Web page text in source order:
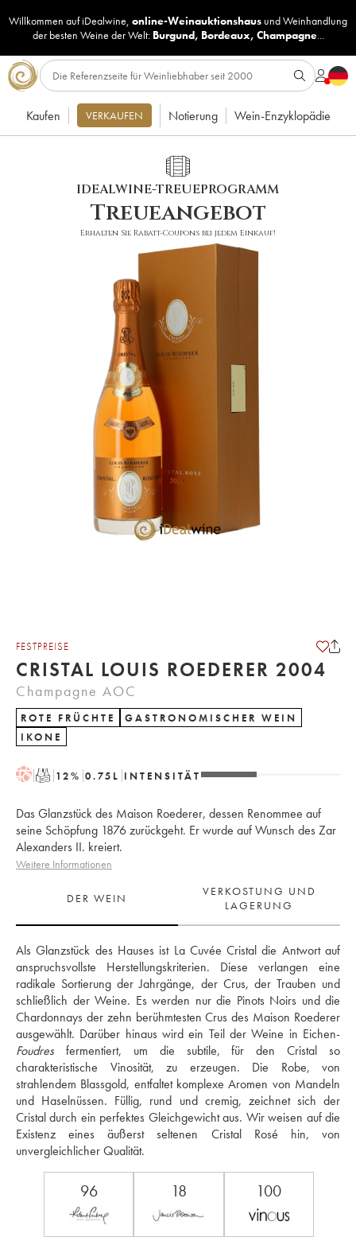
Willkommen auf iDealwine, online-Weinauktionshaus undWeinhandlung
der besten Weine der Welt: Burgund, Bordeaux, Champagne...
Kaufen VERKAUFEN Notierung Wein-Enzyklopädie
IDEALWINE-TREUEPROGRAMM
Treueangebot
Erhalten Sie Rabatt-Coupons bei jedem Einkauf!
FESTPREISE
CRISTAL LOUIS ROEDERER 2004
Champagne AOC
ROTE FRÜCHTE
GASTRONOMISCHER WEIN
IKONE
HT 12% 0.75 L INTENSITÄT
Das Glanzstück des Maison Roederer, dessen Renommee auf
seine Schöpfung 1876 zurückgeht. Er wurde auf Wunsch des Zar
Alexanders II. kreiert.
Weitere Informationen
DER WEIN
VERKOSTUNG UND
LAGERUNG
Als Glanzstück des Hauses ist La Cuvée Cristal die Antwort auf
anspruchsvollste Herstellungskriterien. Diese verlangen eine
radikale Sortierung der Jahrgänge, der Crus, der Trauben und
schließlich der Weine. Es werden nur die Pinots Noirs und die
Chardonnays der zehn berühmtesten Crus des Maison Roederer
ausgewählt. Darüber hinaus wird ein Teil der Weine in Eichen-
Foudres fermentiert, um die subtile, für den Cristal so
charakteristische Vinosität, zu erzeugen. Die Robe, von
strahlendem Blassgold, entfaltet komplexe Aromen von Mandeln
und Haselnüssen. Füllig, rund und cremig, zeichnet sich der
Cristal durch ein perfektes Gleichgewicht aus. Wir weisen auf die
Existenz eines äußerst seltenen Cristal Rosé hin, von
unvergleichlicher Qualität.
96 18 100